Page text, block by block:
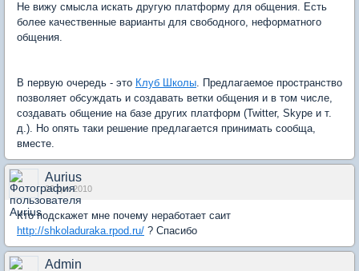
Не вижу смысла искать другую платформу для общения. Есть
более качественные варианты для свободного, неформатного
общения.
В первую очередь - это Клуб Школы. Предлагаемое пространство
позволяет обсуждать и создавать ветки общения и в том числе,
создавать общение на базе других платформ (Twitter, Skype и т.
д.). Но опять таки решение предлагается принимать сообща,
вместе.
Aurius
29 дек 2010
Кто подскажет мне почему неработает саит
http://shkoladuraka.rpod.ru/ ? Спасибо
Admin